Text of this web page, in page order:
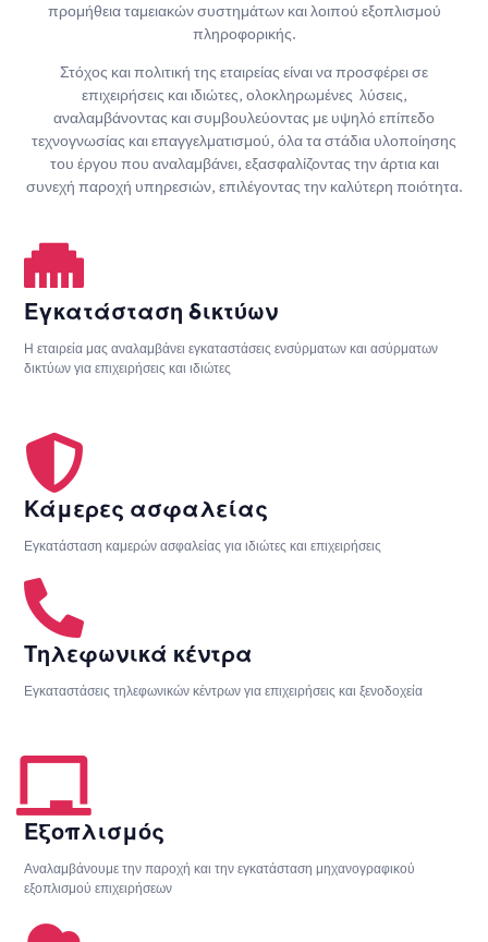
προμήθεια ταμειακών συστημάτων και λοιπού εξοπλισμού
πληροφορικής.
Στόχος και πολιτική της εταιρείας είναι να προσφέρει σε
επιχειρήσεις και ιδιώτες, ολοκληρωμένες λύσεις,
αναλαμβάνοντας και συμβουλεύοντας με υψηλό επίπεδο
τεχνογνωσίας και επαγγελματισμού, όλα τα στάδια υλοποίησης
του έργου που αναλαμβάνει, εξασφαλίζοντας την άρτια και
συνεχή παροχή υπηρεσιών, επιλέγοντας την καλύτερη ποιότητα.
Εγκατάσταση δικτύων
Η εταιρεία μας αναλαμβάνει εγκαταστάσεις ενσύρματων και ασύρματων
δικτύων για επιχειρήσεις και ιδιώτες
Κάμερες ασφαλείας
Εγκατάσταση καμερών ασφαλείας για ιδιώτες και επιχειρήσεις
Τηλεφωνικά κέντρα
Εγκαταστάσεις τηλεφωνικών κέντρων για επιχειρήσεις και ξενοδοχεία
Εξοπλισμός
Αναλαμβάνουμε την παροχή και την εγκατάσταση μηχανογραφικού
εξοπλισμού επιχειρήσεων